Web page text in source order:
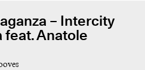
– Intercity
feat. Anatole